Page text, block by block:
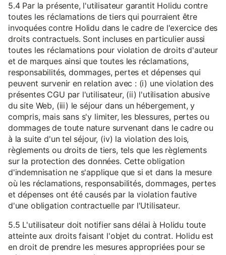
5.4 Par la présente, l'utilisateur garantit Holidu contre
toutes les réclamations de tiers qui pourraient être
invoquées contre Holidu dans le cadre de l'exercice des
droits contractuels. Sont incluses en particulier aussi
toutes les réclamations pour violation de droits d'auteur
et de marques ainsi que toutes les réclamations,
responsabilités, dommages, pertes et dépenses qui
peuvent survenir en relation avec : (i) une violation des
présentes CGU par l'utilisateur, (ii) l'utilisation abusive
du site Web, (iii) le séjour dans un hébergement, y
compris, mais sans s'y limiter, les blessures, pertes ou
dommages de toute nature survenant dans le cadre ou
à la suite d'un tel séjour, (iv) la violation des lois,
règlements ou droits de tiers, tels que les règlements
sur la protection des données. Cette obligation
d'indemnisation ne s'applique que si et dans la mesure
où les réclamations, responsabilités, dommages, pertes
et dépenses ont été causés par la violation fautive
d'une obligation contractuelle par l'Utilisateur.
5.5 L'utilisateur doit notifier sans délai à Holidu toute
atteinte aux droits faisant l'objet du contrat. Holidu est
en droit de prendre les mesures appropriées pour se